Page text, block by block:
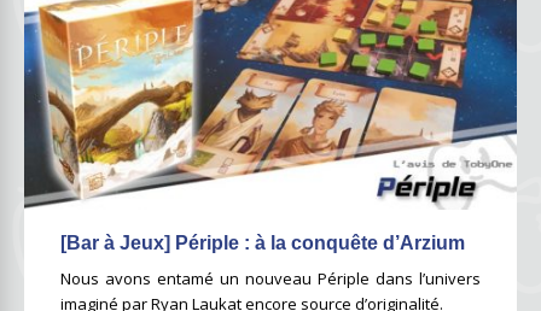
[Bar à Jeux] Périple : à la conquête d’Arzium
Nous avons entamé un nouveau Périple dans l’univers
imaginé par Ryan Laukat encore source d’originalité.